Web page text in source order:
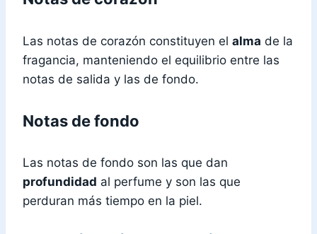
Las notas de corazón constituyen el alma de la
fragancia, manteniendo el equilibrio entre las
notas de salida y las de fondo.
Notas de fondo
Las notas de fondo son las que dan
profundidad al perfume y son las que
perduran más tiempo en la piel.